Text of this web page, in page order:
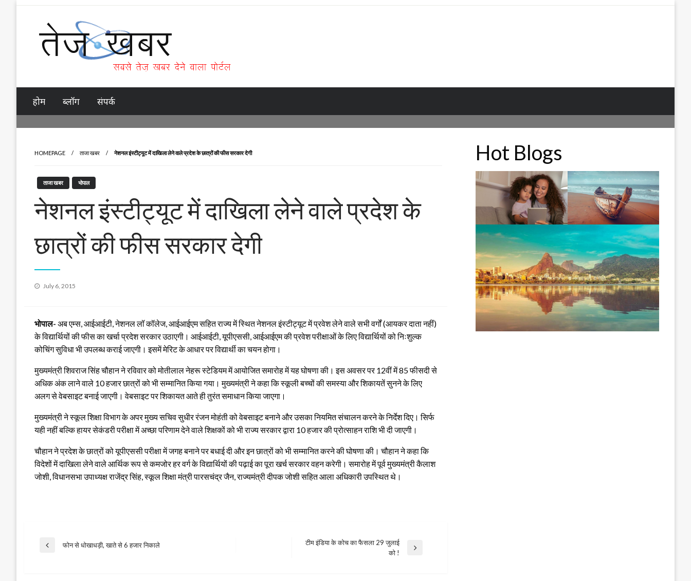
Tez Khabar
होम ब्लॉग संपर्क
HOMEPAGE ताजा खबर नेशनल इंस्टीट्यूट में दाखिला लेने वाले प्रदेश के छात्रों की फीस सरकार देगी
ताजा खबर भोपाल
नेशनल इंस्टीट्यूट में दाखिला लेने वाले प्रदेश के
छात्रों की फीस सरकार देगी
Posted
July 6, 2015
भोपाल- अब एम्स, आईआईटी, नेशनल लॉ कॉलेज, आईआईएम सहित राज्य में स्थित नेशनल इंस्टीट्यूट में प्रवेश लेने वाले सभी वर्गों (आयकर दाता नहीं)
के विद्यार्थियों की फीस का खर्चा प्रदेश सरकार उठाएगी। आईआईटी, यूपीएससी, आईआईएम की प्रवेश परीक्षाओं के लिए विद्यार्थियों को निःशुल्क
कोचिंग सुविधा भी उपलब्ध कराई जाएगी। इसमें मेरिट के आधार पर विद्यार्थी का चयन होगा।
मुख्यमंत्री शिवराज सिंह चौहान ने रविवार को मोतीलाल नेहरू स्टेडियम में आयोजित समारोह में यह घोषणा की। इस अवसर पर 12वीं में 85 फीसदी से
अधिक अंक लाने वाले 10 हजार छात्रों को भी सम्मानित किया गया। मुख्यमंत्री ने कहा कि स्कूली बच्चों की समस्या और शिकायतें सुनने के लिए
अलग से वेबसाइट बनाई जाएगी। वेबसाइट पर शिकायत आते ही तुरंत समाधान किया जाएगा।
मुख्यमंत्री ने स्कूल शिक्षा विभाग के अपर मुख्य सचिव सुधीर रंजन मोहंती को वेबसाइट बनाने और उसका नियमित संचालन करने के निर्देश दिए। सिर्फ
यही नहीं बल्कि हायर सेकंडरी परीक्षा में अच्छा परिणाम देने वाले शिक्षकों को भी राज्य सरकार द्वारा 10 हजार की प्रोत्साहन राशि भी दी जाएगी।
चौहान ने प्रदेश के छात्रों को यूपीएससी परीक्षा में जगह बनाने पर बधाई दी और इन छात्रों को भी सम्मानित करने की घोषणा की। चौहान ने कहा कि
विदेशों में दाखिला लेने वाले आर्थिक रूप से कमजोर हर वर्ग के विद्यार्थियों की पढ़ाई का पूरा खर्च सरकार वहन करेगी। समारोह में पूर्व मुख्यमंत्री कैलाश
जोशी, विधानसभा उपाध्यक्ष राजेंद्र सिंह, स्कूल शिक्षा मंत्री पारसचंद्र जैन, राज्यमंत्री दीपक जोशी सहित आला अधिकारी उपस्थित थे।
Post
Previous
फोन से धोखाधड़ी, खाते से 6 हजार निकाले
टीम इंडिया के कोच का फैसला 29 जुलाई
को !
Hot Blogs